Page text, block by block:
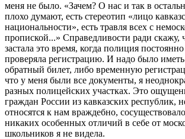
меня не было. «Зачем? О нас и так в
плохо думают, есть стереотип «лицо
национальности», есть травля всех с
пропиской...» Справедливости ради скажу,
застала это время, когда полиция
проверяла регистрацию. И надо было
обратный билет, либо временную
что у меня были все документы, я
разных полицейских участках. Это
граждан России из кавказских республик,
относятся к нам враждебно,
никаких особенных отличий в себе от
школьников я не видела.